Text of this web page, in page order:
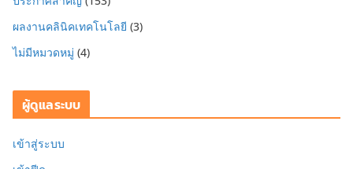
ผลงานคลินิคเทคโนโลยี (3)
ไม่มีหมวดหมู่ (4)
ผู้ดูแลระบบ
เข้าสู่ระบบ